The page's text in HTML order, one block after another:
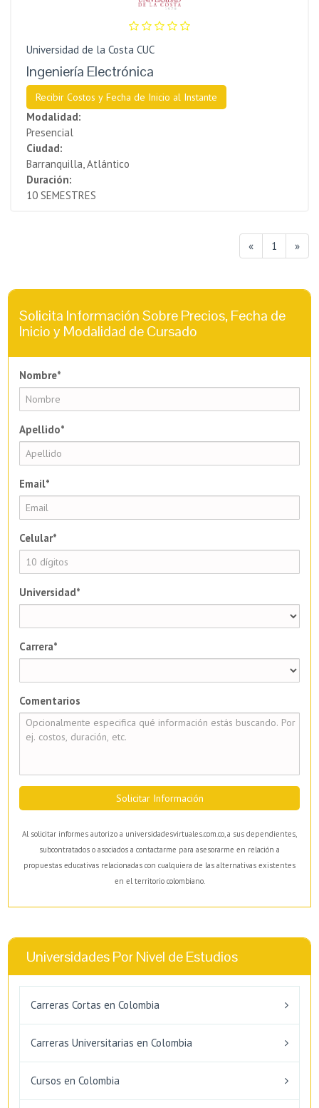
Universidad de la Costa CUC
Ingeniería Electrónica
Recibir Costos y Fecha de Inicio al Instante
Modalidad:
Presencial
Ciudad:
Barranquilla, Atlántico
Duración:
10 SEMESTRES
« 1 »
Solicita Información Sobre Precios, Fecha de
Inicio y Modalidad de Cursado
Nombre*
Apellido*
Email*
Celular*
Universidad*
Carrera*
Comentarios
Solicitar Información
Al solicitar informes autorizo a universidadesvirtuales.com.co, a sus dependientes,
subcontratados o asociados a contactarme para asesorarme en relación a
propuestas educativas relacionadas con cualquiera de las alternativas existentes
en el territorio colombiano.
Universidades Por Nivel de Estudios
Carreras Cortas en Colombia
Carreras Universitarias en Colombia
Cursos en Colombia